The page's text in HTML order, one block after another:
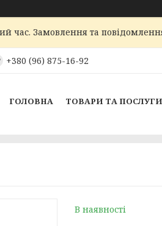
час. Замовлення та
+380 (96) 875-16-92
ГОЛОВНА ТОВАРИ ТА ПОСЛУГИ
В наявності